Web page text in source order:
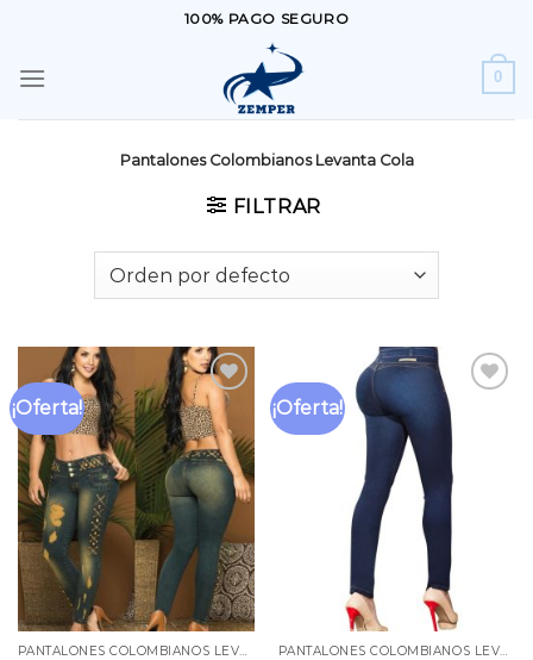
contenido
100% PAGO SEGURO
0
Pantalones Colombianos Levanta Cola
FILTRAR
¡Oferta!
Añadir
a la
lista
de
deseos
¡Oferta!